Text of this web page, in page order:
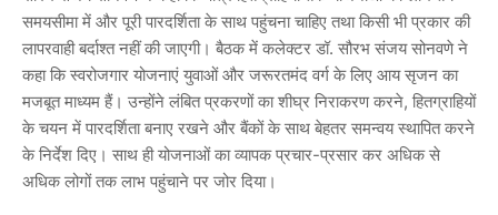
समयसीमा में और पूरी पारदर्शिता के साथ पहुंचना चाहिए तथा किसी भी प्रकार की
लापरवाही बर्दाश्त नहीं की जाएगी। बैठक में कलेक्टर डॉ. सौरभ संजय सोनवणे ने
कहा कि स्वरोजगार योजनाएं युवाओं और जरूरतमंद वर्ग के लिए आय सृजन का
मजबूत माध्यम हैं। उन्होंने लंबित प्रकरणों का शीघ्र निराकरण करने, हितग्राहियों
के चयन में पारदर्शिता बनाए रखने और बैंकों के साथ बेहतर समन्वय स्थापित करने
के निर्देश दिए। साथ ही योजनाओं का व्यापक प्रचार-प्रसार कर अधिक से
अधिक लोगों तक लाभ पहुंचाने पर जोर दिया।